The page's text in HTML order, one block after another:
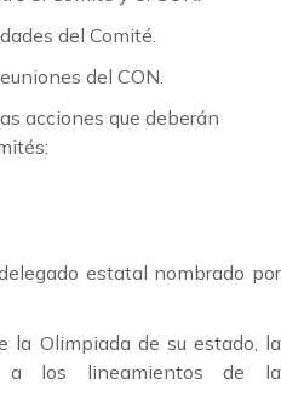
del Comité.
del CON.
acciones que deberán
estatal nombrado por
la Olimpiada de su estado, la
a los lineamientos de la